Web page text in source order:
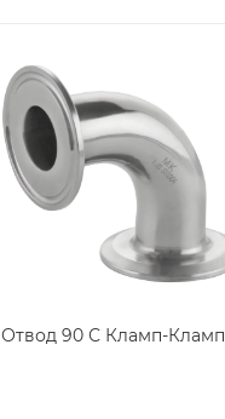
Отвод 90 С Кламп-Кламп